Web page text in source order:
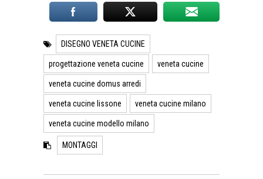
DISEGNO VENETA CUCINE
progettazione veneta cucine veneta cucine
veneta cucine domus arredi
veneta cucine lissone veneta cucine milano
veneta cucine modello milano
MONTAGGI